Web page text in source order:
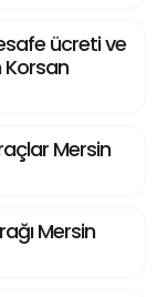
ücreti ve
Korsan
Mersin
Mersin